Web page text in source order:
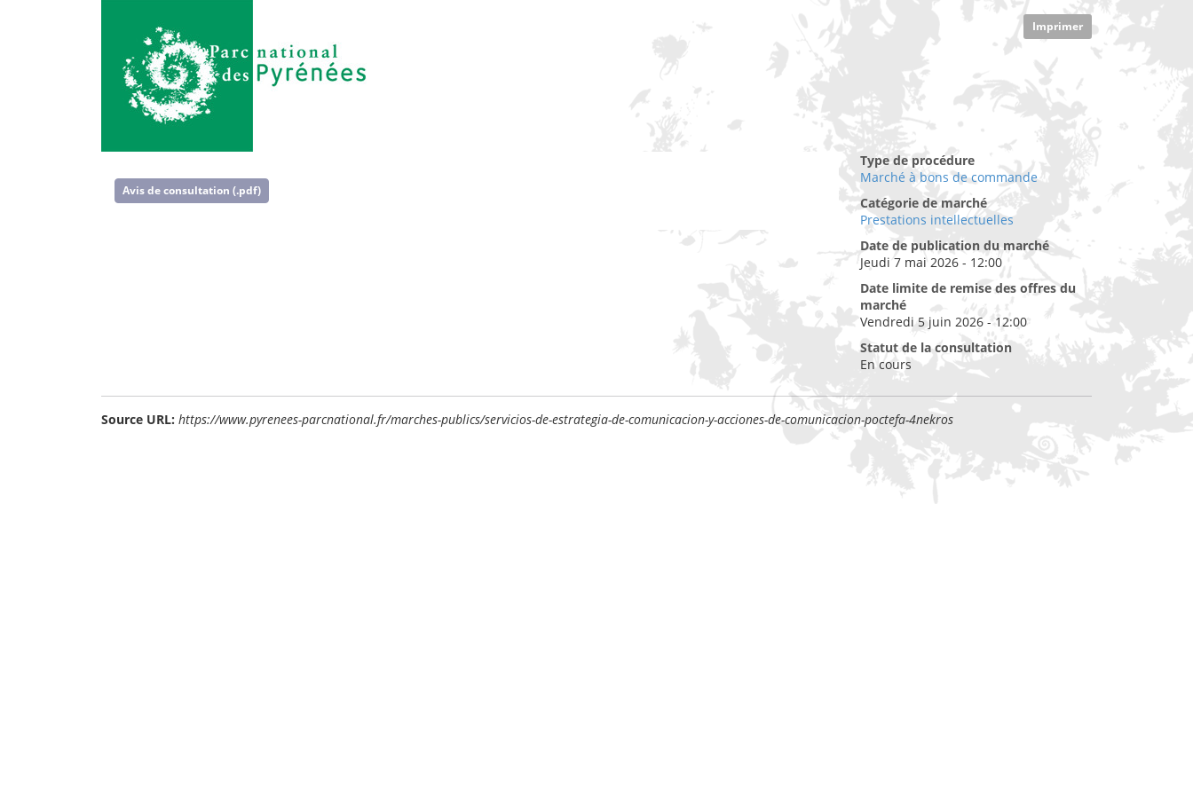
Imprimer
Avis de consultation (.pdf)
Type de procédure
Marché à bons de commande
Catégorie de marché
Prestations intellectuelles
Date de publication du marché
Jeudi 7 mai 2026 - 12:00
Date limite de remise des offres du
marché
Vendredi 5 juin 2026 - 12:00
Statut de la consultation
En cours
Source URL: https://www.pyrenees-parcnational.fr/marches-publics/servicios-de-estrategia-de-comunicacion-y-acciones-de-comunicacion-poctefa-4nekros